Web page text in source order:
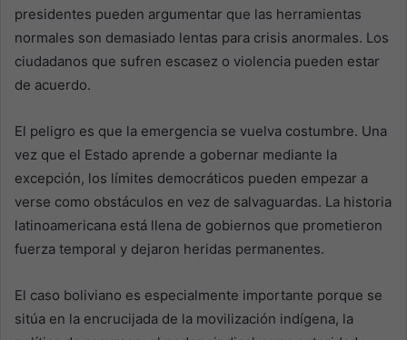
presidentes pueden argumentar que las herramientas
normales son demasiado lentas para crisis anormales. Los
ciudadanos que sufren escasez o violencia pueden estar
de acuerdo.
El peligro es que la emergencia se vuelva costumbre. Una
vez que el Estado aprende a gobernar mediante la
excepción, los límites democráticos pueden empezar a
verse como obstáculos en vez de salvaguardas. La historia
latinoamericana está llena de gobiernos que prometieron
fuerza temporal y dejaron heridas permanentes.
El caso boliviano es especialmente importante porque se
sitúa en la encrucijada de la movilización indígena, la